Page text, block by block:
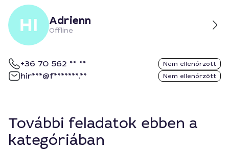
Adrienn
Offline
+36 70 562 ** ** Nem ellenőrzött
hir***@f*******.** Nem ellenőrzött
További feladatok ebben a
kategóriában